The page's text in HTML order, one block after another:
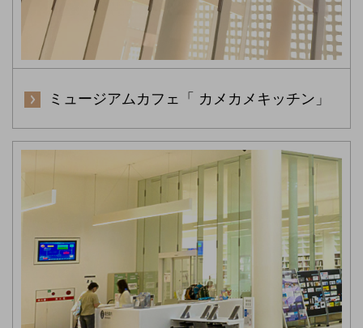
ミュージアムカフェ「 カメカメキッチン」